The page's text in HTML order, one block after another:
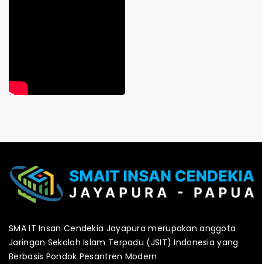
SMA IT Insan Cendekia Jayapura merupakan anggota
Jaringan Sekolah Islam Terpadu (JSIT) Indonesia yang
Berbasis Pondok Pesantren Modern